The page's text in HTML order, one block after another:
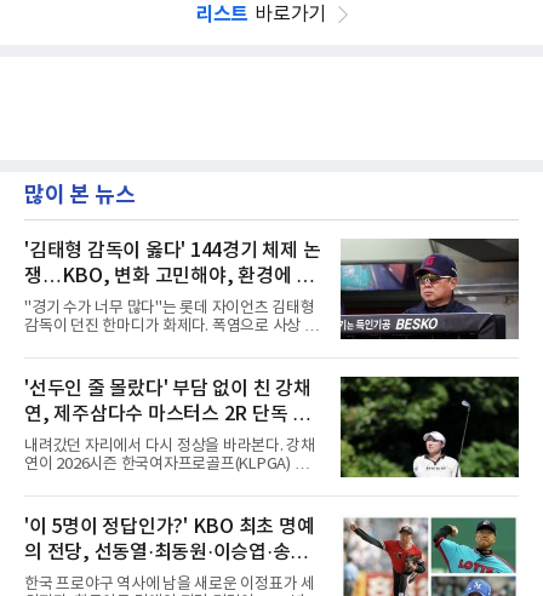
리스트 바로가기
많이 본 뉴스
'김태형 감독이 옳다' 144경기 체제 논
쟁…KBO, 변화 고민해야, 환경에 맞
는 경기 수가 바람직
"경기 수가 너무 많다"는 롯데 자이언츠 김태형
감독이 던진 한마디가 화제다. 폭염으로 사상 초
독은 단순히 더위를 이야기하지 않았다. 우천,
폭염, 부상 등 변수가 늘어나는 현실에서 현재
팀당 144경기 체제가 과연 지속 가능한지 질문
을 던졌다.물론 144경기가 세계적으로 특별히
많은 숫자는 아니다. 메이저리그는 팀당 162경
기, 일본프로야구도 143~144경기를 치른다. 숫
자만 놓고 보면 KBO가 유난히 혹사 구조라고 말
비교하기 어려울 정도로 폭염이 길어지고 강해
지고 있다. 여기에 장마, 이
'선두인 줄 몰랐다' 부담 없이 친 강채
연, 제주삼다수 마스터스 2R 단독 선
두
내려갔던 자리에서 다시 정상을 바라본다. 강채
연이 2026시즌 한국여자프로골프(KLPGA) 투어
억 원, 우승상금 1억8000만 원) 2라운드에서 단
독 선두로 도약했다.강채연은 7일 제주도 서귀
포의 테디밸리 골프앤리조트(파72)에서 열린 2
라운드에서 버디 5개와 보기 1개를 묶어 4언더
파 68타를 쳤다. 중간합계 9언더파 135타로 전
날 공동 4위에서 선두로 올라섰다. 공동 2위 그
'이 5명이 정답인가?' KBO 최초 명예
의 전당, 선동열·최동원·이승엽·송진
우·김응용을 둘러싼 논쟁
한국 프로야구 역사에 남을 새로운 이정표가 세